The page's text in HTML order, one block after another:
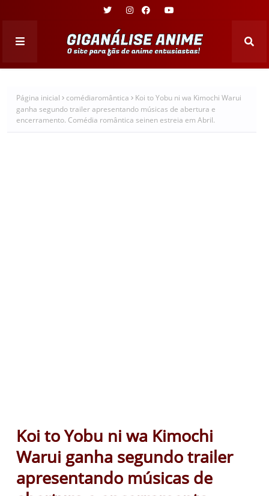
Página inicial comédiaromântica
Koi to Yobu ni wa Kimochi Warui
ganha segundo trailer apresentando músicas de abertura e
encerramento. Comédia romântica seinen estreia em Abril.
Koi to Yobu ni wa Kimochi
Warui ganha segundo trailer
apresentando músicas de